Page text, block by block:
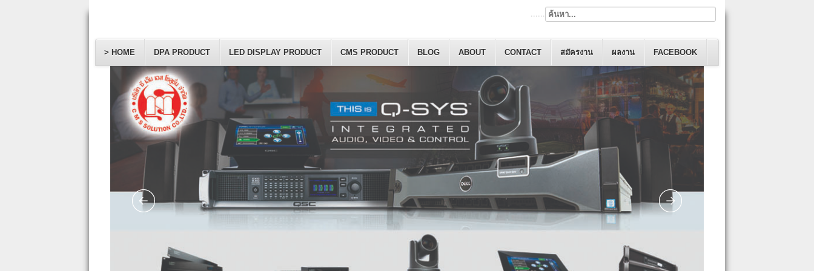
> HOME DPA PRODUCT LED DISPLAY PRODUCT CMS PRODUCT BLOG ABOUT CONTACT สมัครงาน ผลงาน FACEBOOK
......